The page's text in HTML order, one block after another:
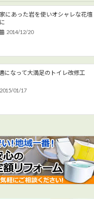
家にあった岩を使いオシャレな花壇
に
2014/12/20
になって大満足のトイレ改修工
2015/01/17